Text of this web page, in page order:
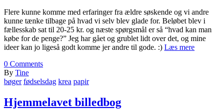
Flere kunne komme med erfaringer fra ældre søskende og vi andre
kunne tænke tilbage på hvad vi selv blev glade for. Beløbet blev i
fællesskab sat til 20-25 kr. og næste spørgsmål er så “hvad kan man
købe for de penge?” Jeg har gået og grublet lidt over det, og mine
ideer kan jo ligeså godt komme jer andre til gode. :) Læs mere
0 Comments
By Tine
bøger fødselsdag krea papir
Hjemmelavet billedbog